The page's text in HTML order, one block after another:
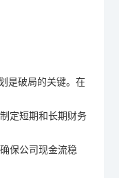
是破局的关键。在
定短期和长期财务
保公司现金流稳